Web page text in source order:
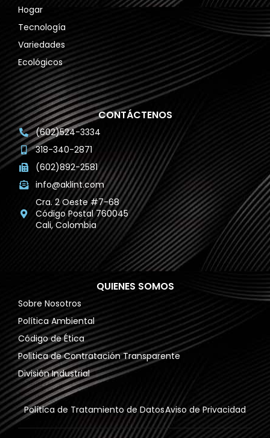
Hogar
Tecnología
Variedades
Ecológicos
CONTÁCTENOS
(602)524-3334
318-340-2871
(602)892-2581
info@aklint.com
Cra. 2 Oeste #7-68
Código Postal 760045
Cali, Colombia
QUIENES SOMOS
Sobre Nosotros
Política Ambiental
Código de Ética
Politica de Contratación Transparente
División Industrial
Política de Tratamiento de DatosAviso de Privacidad